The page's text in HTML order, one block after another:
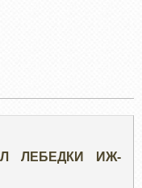
ЛЕБЕДКИ ИЖ-